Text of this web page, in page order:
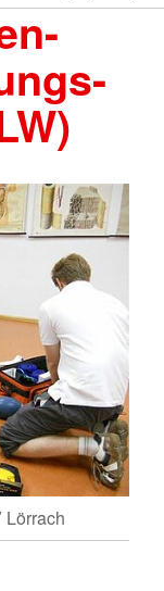
Lörrach